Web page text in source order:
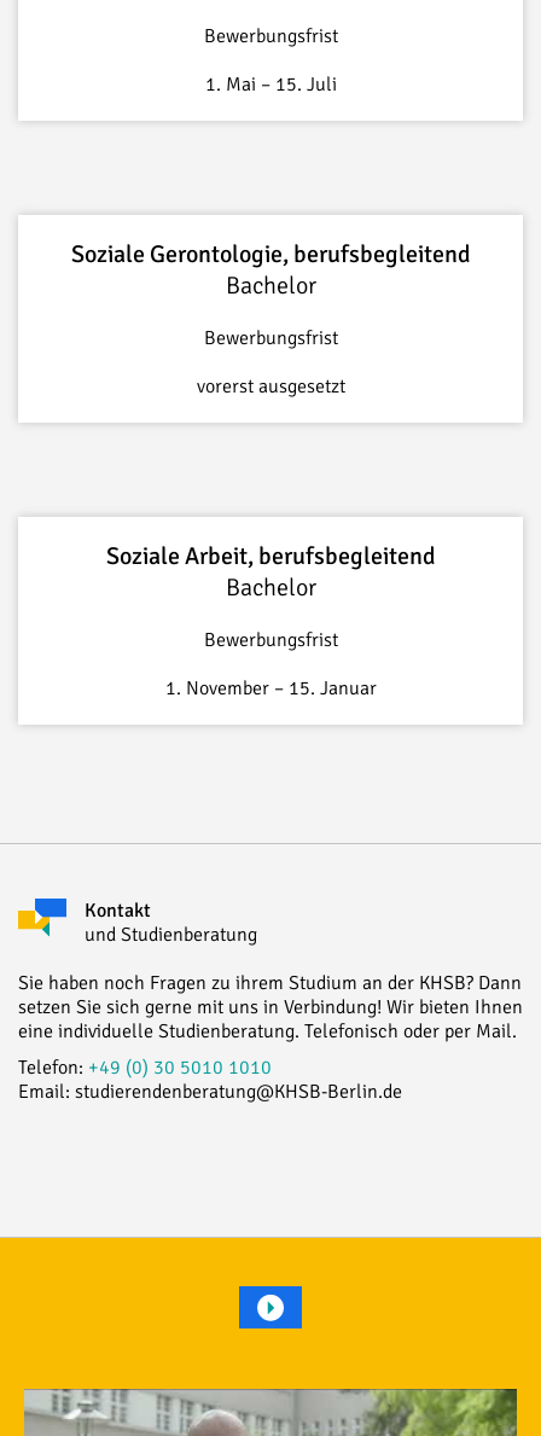
Bewerbungsfrist
1. Mai – 15. Juli
Soziale Gerontologie, berufsbegleitend
Bachelor
Bewerbungsfrist
vorerst ausgesetzt
Soziale Arbeit, berufsbegleitend
Bachelor
Bewerbungsfrist
1. November – 15. Januar
Kontakt
und Studienberatung
Sie haben noch Fragen zu ihrem Studium an der KHSB? Dann
setzen Sie sich gerne mit uns in Verbindung! Wir bieten Ihnen
eine individuelle Studienberatung. Telefonisch oder per Mail.
Telefon: +49 (0) 30 5010 1010
Email: studierendenberatung@KHSB-Berlin.de